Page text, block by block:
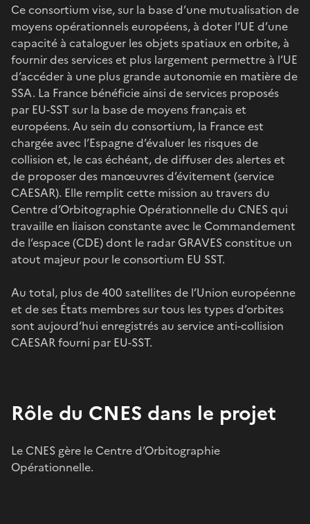
Ce consortium vise, sur la base d’une mutualisation de
moyens opérationnels européens, à doter l’UE d’une
capacité à cataloguer les objets spatiaux en orbite, à
fournir des services et plus largement permettre à l’UE
d’accéder à une plus grande autonomie en matière de
SSA. La France bénéficie ainsi de services proposés
par EU-SST sur la base de moyens français et
européens. Au sein du consortium, la France est
chargée avec l’Espagne d’évaluer les risques de
collision et, le cas échéant, de diffuser des alertes et
de proposer des manœuvres d’évitement (service
CAESAR). Elle remplit cette mission au travers du
Centre d’Orbitographie Opérationnelle du CNES qui
travaille en liaison constante avec le Commandement
de l’espace (CDE) dont le radar GRAVES constitue un
atout majeur pour le consortium EU SST.
Au total, plus de 400 satellites de l’Union européenne
et de ses États membres sur tous les types d’orbites
sont aujourd’hui enregistrés au service anti-collision
CAESAR fourni par EU-SST.
Rôle du CNES dans le projet
Le CNES gère le Centre d’Orbitographie
Opérationnelle.